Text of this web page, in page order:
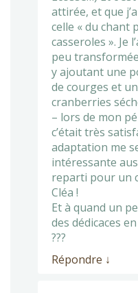
attirée, et que
celle « du chant
casseroles ». Je
peu
y ajoutant une
de courges et
cranberries
– lors de mon
c’était très
adaptation me
intéressante
reparti pour un
Cléa !
Et à quand un
des dédicaces
???
Répondre ↓